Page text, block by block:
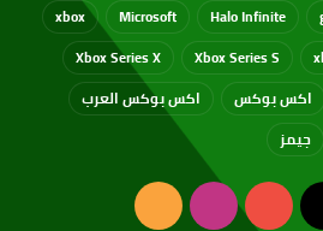
Halo Infinite
Microsoft
xbox
Xbox Series S
Xbox Series X
اكس بوكس
اكس بوكس العرب
جيمز
‫X
‫YouTubeانستقرامملخص